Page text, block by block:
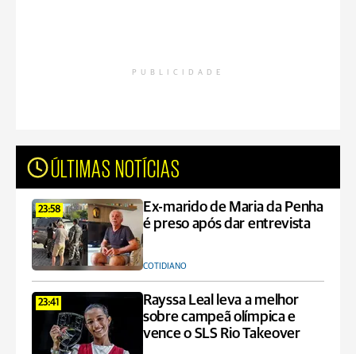
PUBLICIDADE
ÚLTIMAS NOTÍCIAS
23:58
Ex-marido de Maria da Penha
é preso após dar entrevista
COTIDIANO
23:41
Rayssa Leal leva a melhor
sobre campeã olímpica e
vence o SLS Rio Takeover